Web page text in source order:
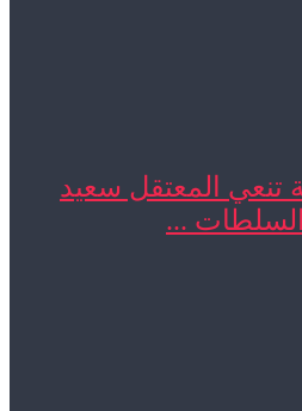
المعتقل سعيد
...